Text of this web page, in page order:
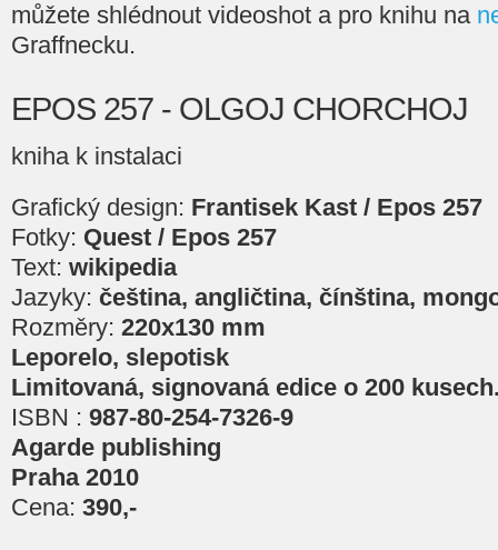
můžete shlédnout videoshot a pro knihu na
Graffnecku.
EPOS 257 - OLGOJ CHORCHOJ
kniha k instalaci
Grafický design: Frantisek Kast / Epos 257
Fotky: Quest / Epos 257
Text: wikipedia
Jazyky: čeština, angličtina, čínština,
Rozměry: 220x130 mm
Leporelo, slepotisk
Limitovaná, signovaná edice o 200
ISBN : 987-80-254-7326-9
Agarde publishing
Praha 2010
Cena: 390,-